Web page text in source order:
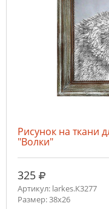
Рисунок на ткани
"Волки"
325 руб.
Артикул: larkes.К3277
Размер: 38х26